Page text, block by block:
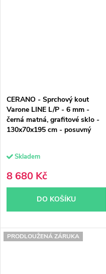
CERANO - Sprchový kout
Varone LINE L/P - 6 mm -
černá matná, grafitové sklo -
130x70x195 cm - posuvný
Skladem
8 680 Kč
DO KOŠÍKU
PRODLOUŽENÁ ZÁRUKA